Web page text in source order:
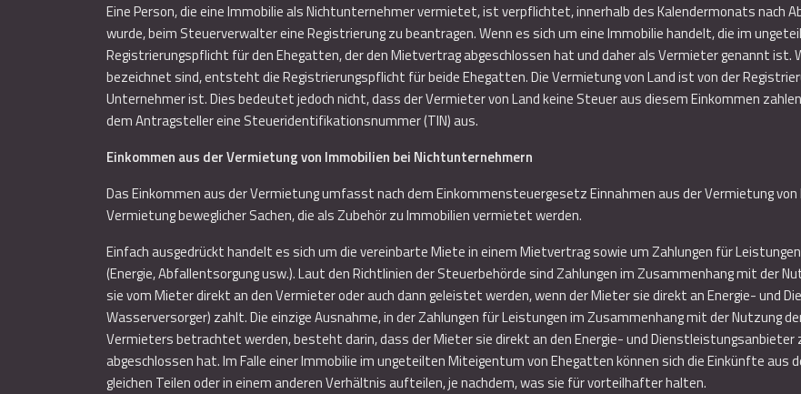
Eine Person, die eine Immobilie als Nichtunternehmer vermietet, ist verpflichtet, innerhalb des Kalendermonats nach
wurde, beim Steuerverwalter eine Registrierung zu beantragen. Wenn es sich um eine Immobilie handelt, die im
Registrierungspflicht für den Ehegatten, der den Mietvertrag abgeschlossen hat und daher als Vermieter genannt ist.
bezeichnet sind, entsteht die Registrierungspflicht für beide Ehegatten. Die Vermietung von Land ist von der
Unternehmer ist. Dies bedeutet jedoch nicht, dass der Vermieter von Land keine Steuer aus diesem Einkommen
dem Antragsteller eine Steueridentifikationsnummer (TIN) aus.
Einkommen aus der Vermietung von Immobilien bei Nichtunternehmern
Das Einkommen aus der Vermietung umfasst nach dem Einkommensteuergesetz Einnahmen aus der Vermietung
Vermietung beweglicher Sachen, die als Zubehör zu Immobilien vermietet werden.
Einfach ausgedrückt handelt es sich um die vereinbarte Miete in einem Mietvertrag sowie um Zahlungen für
(Energie, Abfallentsorgung usw.). Laut den Richtlinien der Steuerbehörde sind Zahlungen im Zusammenhang mit der
sie vom Mieter direkt an den Vermieter oder auch dann geleistet werden, wenn der Mieter sie direkt an Energie- und
Wasserversorger) zahlt. Die einzige Ausnahme, in der Zahlungen für Leistungen im Zusammenhang mit der Nutzung
Vermieters betrachtet werden, besteht darin, dass der Mieter sie direkt an den Energie- und
abgeschlossen hat. Im Falle einer Immobilie im ungeteilten Miteigentum von Ehegatten können sich die Einkünfte aus
gleichen Teilen oder in einem anderen Verhältnis aufteilen, je nachdem, was sie für vorteilhafter halten.